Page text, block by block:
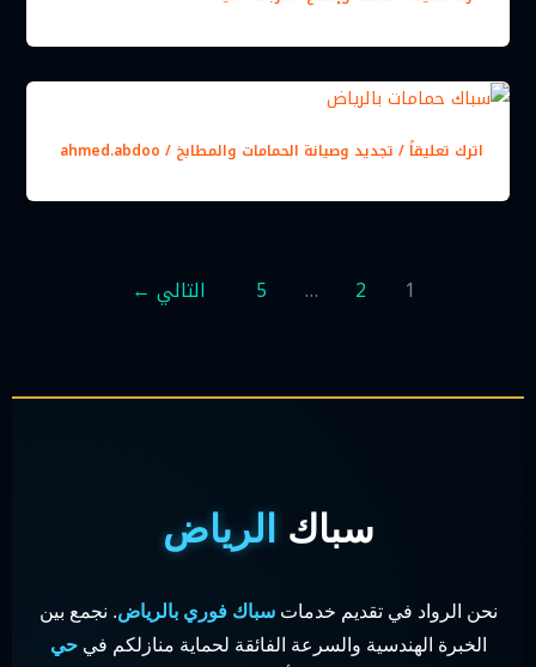
اترك تعليقاً / تجديد وصيانة الحمامات والمطابخ /
ahmed.abdoo
1
2
…
5 التالي ←
سباك الرياض
نحن الرواد في تقديم خدماتسباك فوري بالرياض. نجمع بين
الخبرة الهندسية والسرعة الفائقة لحماية منازلكم فيحي